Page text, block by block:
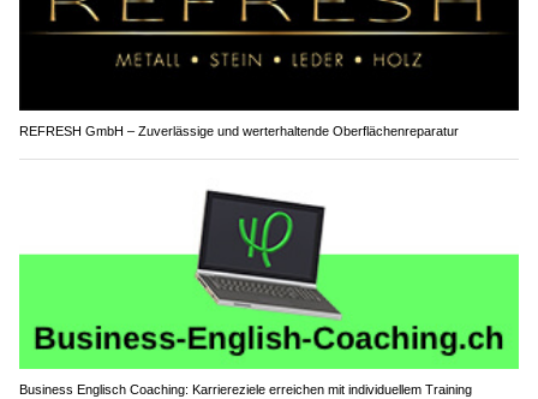
REFRESH GmbH – Zuverlässige und werterhaltende Oberflächenreparatur
Business Englisch Coaching: Karriereziele erreichen mit individuellem Training